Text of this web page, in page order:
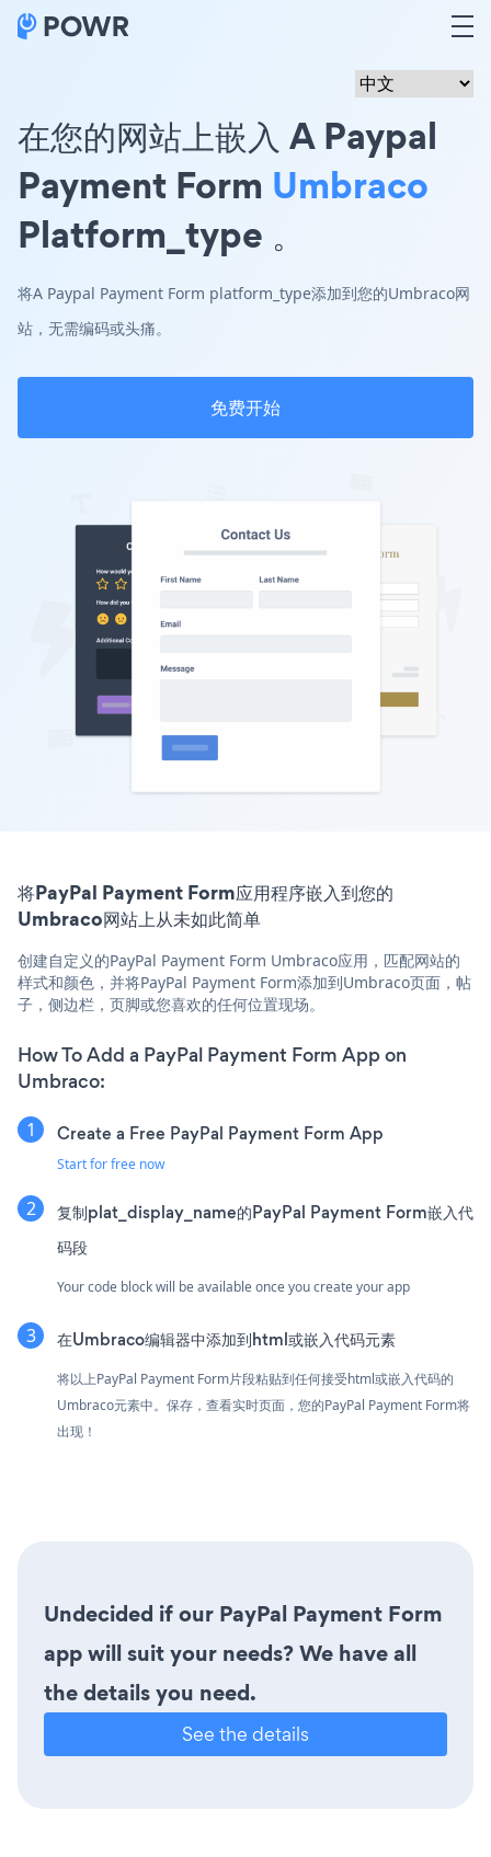
在您的网站上嵌入 A Paypal
Payment Form Umbraco
Platform_type 。
将A Paypal Payment Form platform_type添加到您的Umbraco网
站，无需编码或头痛。
免费开始
将PayPal Payment Form应用程序嵌入到您的
Umbraco网站上从未如此简单
创建自定义的PayPal Payment Form Umbraco应用，匹配网站的
样式和颜色，并将PayPal Payment Form添加到Umbraco页面，帖
子，侧边栏，页脚或您喜欢的任何位置现场。
How To Add a PayPal Payment Form App on
Umbraco:
Create a Free PayPal Payment Form App
Start for free now
复制plat_display_name的PayPal Payment Form嵌入代
码段
Your code block will be available once you create your app
在Umbraco编辑器中添加到html或嵌入代码元素
将以上PayPal Payment Form片段粘贴到任何接受html或嵌入代码的
Umbraco元素中。保存，查看实时页面，您的PayPal Payment Form将
出现！
Undecided if our PayPal Payment Form
app will suit your needs? We have all
the details you need.
See the details